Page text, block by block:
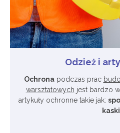
Odzież i
Ochronapodczas prac
warsztatowych jest bardzo
artykuły ochronne takie jak: